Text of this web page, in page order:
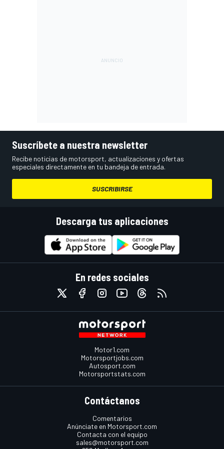
Suscríbete a nuestra newsletter
Recibe noticias de motorsport, actualizaciones y ofertas
especiales directamente en tu bandeja de entrada.
SUSCRIBIRSE
Descarga tus aplicaciones
En redes sociales
Motor1.com
Motorsportjobs.com
Autosport.com
Motorsportstats.com
Contáctanos
Comentarios
Anúnciate en Motorsport.com
Contacta con el equipo
sales@motorsport.com